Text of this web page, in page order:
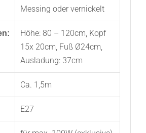
Messing oder vernickelt
Höhe: 80 – 120cm, Kopf
15x 20cm, Fuß Ø24cm,
Ausladung: 37cm
Ca. 1,5m
E27